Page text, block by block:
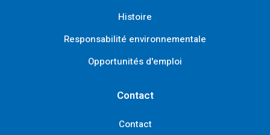
Histoire
Responsabilité environnementale
Opportunités d'emploi
Contact
Contact